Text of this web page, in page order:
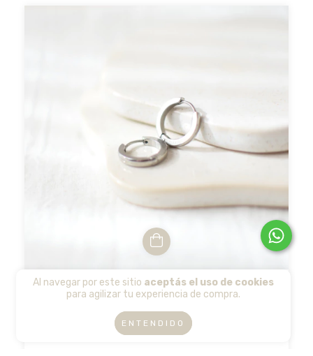
Al navegar por este sitio aceptás el uso de cookies
para agilizar tu experiencia de compra.
ENTENDIDO
Argollas Paris Thin - Acero quirúrgico
$8.000